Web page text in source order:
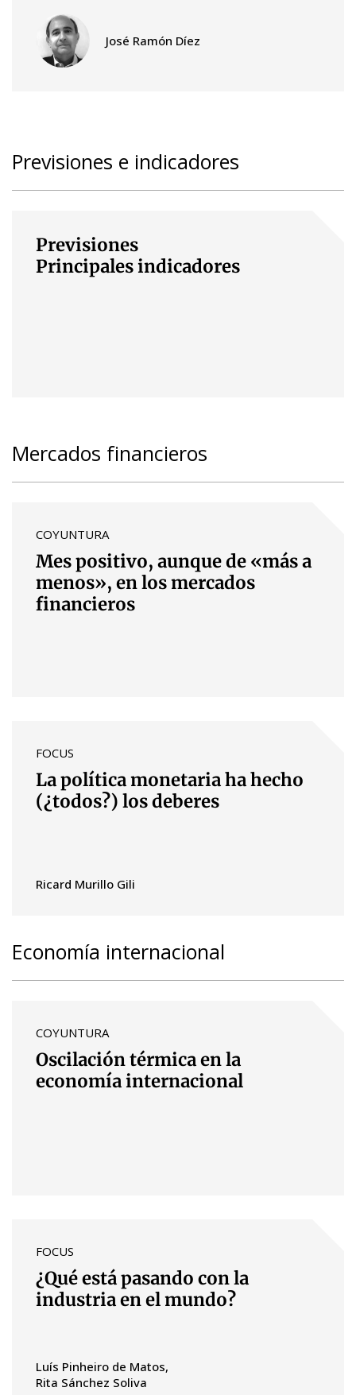
José Ramón Díez
Previsiones e indicadores
Previsiones
Principales indicadores
Mercados financieros
COYUNTURA
Mes positivo, aunque de «más a
menos», en los mercados
financieros
FOCUS
La política monetaria ha hecho
(¿todos?) los deberes
Ricard Murillo Gili
Economía internacional
COYUNTURA
Oscilación térmica en la
economía internacional
FOCUS
¿Qué está pasando con la
industria en el mundo?
Luís Pinheiro de Matos
Rita Sánchez Soliva